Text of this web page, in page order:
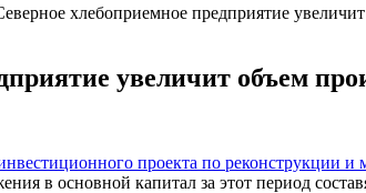
хлебоприемное предприятие
увеличит объем
проекта по реконструкции и
в основной капитал за этот период